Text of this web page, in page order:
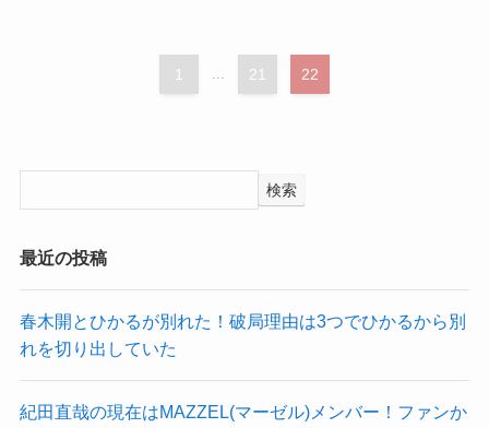
1 21 22
検索
最近の投稿
春木開とひかるが別れた！破局理由は3つでひかるから別
れを切り出していた
紀田直哉の現在はMAZZEL(マーゼル)メンバー！ファンか